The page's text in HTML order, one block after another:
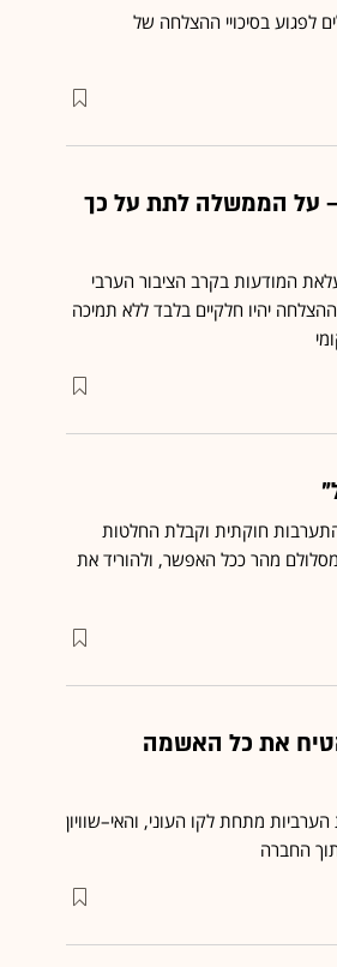
בסיכויי ההצלחה של
– על הממשלה לתת על כך
המודעות בקרב הציבור הערבי
יהיו חלקיים בלבד ללא תמיכה
חוקתית וקבלת החלטות
מהר ככל האפשר, ולהוריד את
את כל האשמה
מתחת לקו העוני, והאי–שוויון
החברה